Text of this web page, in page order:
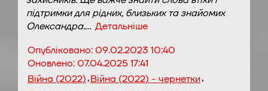
підтримки для рідних, близьких та знайомих
Олександра.… Детальніше
Опубліковано:09.02.2023 10:40
Оновлено:07.04.2025 17:41
Війна (2022),Війна (2022) - чернетки,